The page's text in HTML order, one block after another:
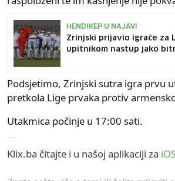
HENDIKEP U NAJAVI
Zrinjski prijavio igrače za
upitnikom nastup jako
Podsjetimo, Zrinjski sutra igra prvu
pretkola Lige prvaka protiv
Utakmica počinje u 17:00 sati.
Klix.ba čitajte i u našoj aplikaciji za